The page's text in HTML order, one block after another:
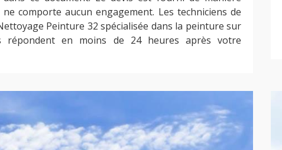
comporte aucun engagement. Les techniciens de
Peinture 32 spécialisée dans la peinture sur
répondent en moins de 24 heures après votre